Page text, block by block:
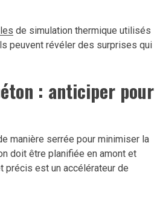
de simulation thermique utilisés
peuvent révéler des surprises qui
: anticiper pour
manière serrée pour minimiser la
doit être planifiée en amont et
précis est un accélérateur de